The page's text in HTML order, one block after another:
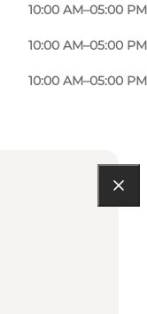
10:00 AM–05:00 PM
10:00 AM–05:00 PM
10:00 AM–05:00 PM